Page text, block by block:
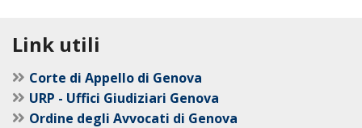
Link utili
Corte di Appello di Genova
URP - Uffici Giudiziari Genova
Ordine degli Avvocati di Genova